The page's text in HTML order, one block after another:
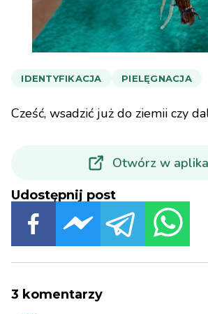
IDENTYFIKACJA PIELĘGNACJA
Cześć, wsadzić już do ziemii czy
Otwórz w
Udostępnij post
3 komentarzy